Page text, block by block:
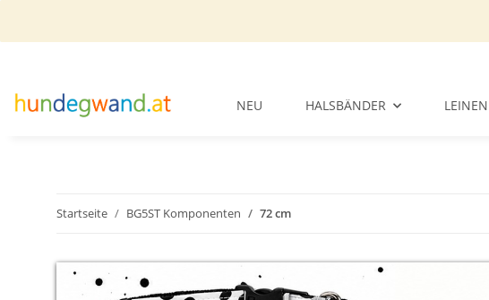
NEU HALSBÄNDER LEINEN
Startseite BG5ST Komponenten 72 cm